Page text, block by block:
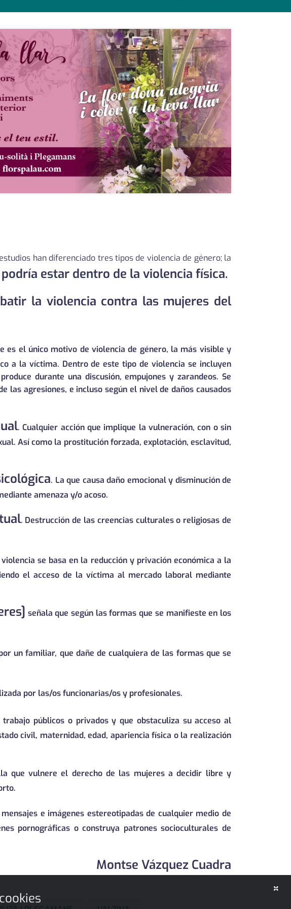
han diferenciado tres tipos de violencia de género; la
estar dentro de la violencia física.
la violencia contra las mujeres del
es el único motivo de violencia de género, la más visible y
a la víctima. Dentro de este tipo de violencia se incluyen
durante una discusión, empujones y zarandeos. Se
las agresiones, e incluso según el nivel de daños causados
. Cualquier acción que implique la vulneración, con o sin
Así como la prostitución forzada, explotación, esclavitud,
. La que causa daño emocional y disminución de
amenaza y/o acoso.
. Destrucción de las creencias culturales o religiosas de
se basa en la reducción y privación económica a la
el acceso de la víctima al mercado laboral mediante
señala que según las formas que se manifieste en los
un familiar, que dañe de cualquiera de las formas que se
por las/os funcionarias/os y profesionales.
públicos o privados y que obstaculiza su acceso al
civil, maternidad, edad, apariencia física o la realización
que vulnere el derecho de las mujeres a decidir libre y
e imágenes estereotipadas de cualquier medio de
pornográficas o construya patrones socioculturales de
Montse Vázquez Cuadra
×